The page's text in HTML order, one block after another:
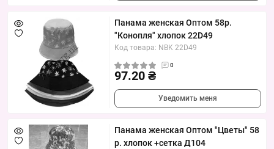
Панама женская Оптом 58р.
"Конопля" хлопок 22D49
Код товара: NBK 22D49
0
97.20 ₴
Уведомить меня
Панама женская Оптом "Цветы" 58
р. хлопок +сетка Д104